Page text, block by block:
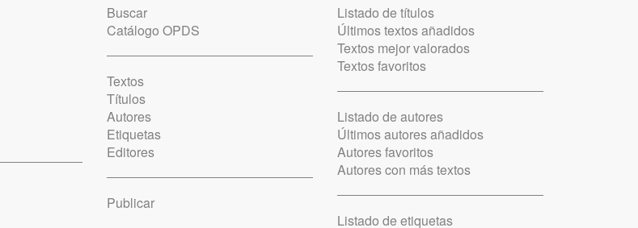
Buscar
Catálogo OPDS
Textos
Títulos
Autores
Etiquetas
Editores
Publicar
Listado de títulos
Últimos textos añadidos
Textos mejor valorados
Textos favoritos
Listado de autores
Últimos autores añadidos
Autores favoritos
Autores con más textos
Listado de etiquetas